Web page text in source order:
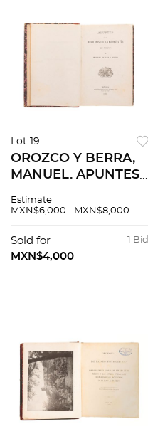
Lot 19
OROZCO Y BERRA,
MANUEL. APUNTES
DE LA GEOGRAFÍA
MÉXICO: IMPRENTA
DE FRANCISCO DÍAZ
Estimate
MXN$6,000 - MXN$8,000
1 Bid
Sold for
MXN$4,000